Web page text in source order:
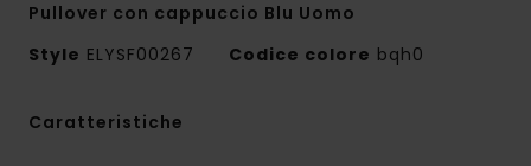
Pullover con cappuccio Blu Uomo
Style ELYSF00267 Codice colore bqh0
Caratteristiche